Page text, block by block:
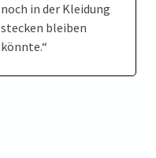
noch in der Kleidung
stecken bleiben
könnte.“